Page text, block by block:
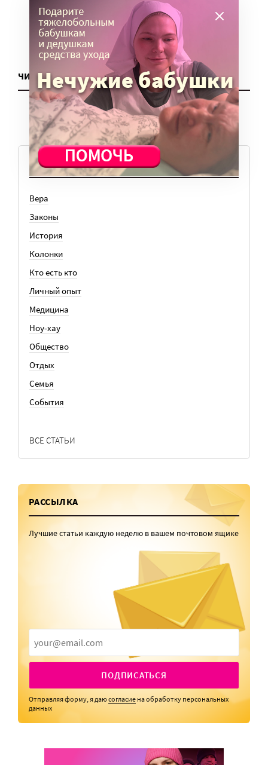
ЧИТАТЬ ЕЩЕ
ТЕМЫ
Вера
Законы
История
Колонки
Кто есть кто
Личный опыт
Медицина
Ноу-хау
Общество
Отдых
Семья
События
ВСЕ СТАТЬИ
РАССЫЛКА
Лучшие статьи каждую неделю в вашем почтовом ящике
ПОДПИСАТЬСЯ
Отправляя форму, я даюсогласие на обработку персональных
данных